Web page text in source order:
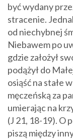
być wydany
stracenie.
od niechybnej
Niebawem po
gdzie założył
podążył do
osiąść na stałe
męczeńską za
umierając na
(J 21, 18-19). O
piszą między